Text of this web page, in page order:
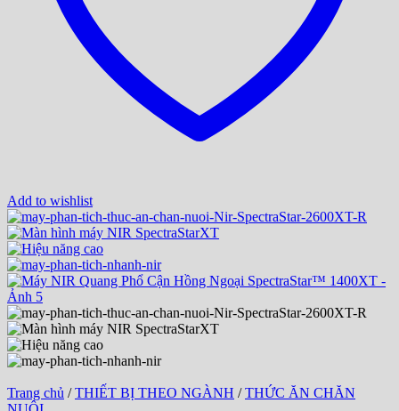
Add to wishlist
Trang chủ / THIẾT BỊ THEO NGÀNH / THỨC ĂN CHĂN